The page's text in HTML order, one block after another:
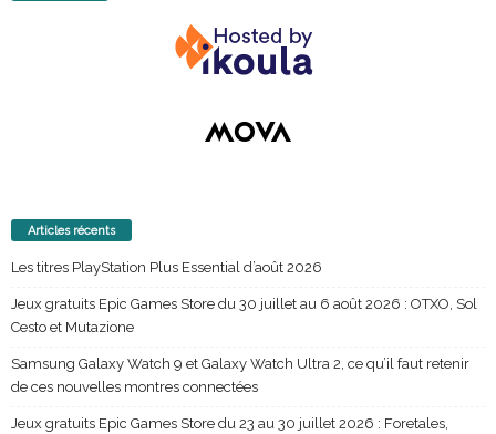
Articles récents
Les titres PlayStation Plus Essential d’août 2026
Jeux gratuits Epic Games Store du 30 juillet au 6 août 2026 : OTXO, Sol
Cesto et Mutazione
Samsung Galaxy Watch 9 et Galaxy Watch Ultra 2, ce qu’il faut retenir
de ces nouvelles montres connectées
Jeux gratuits Epic Games Store du 23 au 30 juillet 2026 : Foretales,